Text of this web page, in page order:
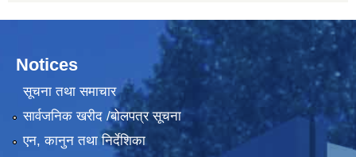
Notices
सूचना तथा समाचार
सार्वजनिक खरीद /बोलपत्र सूचना
एन, कानुन तथा निर्देशिका